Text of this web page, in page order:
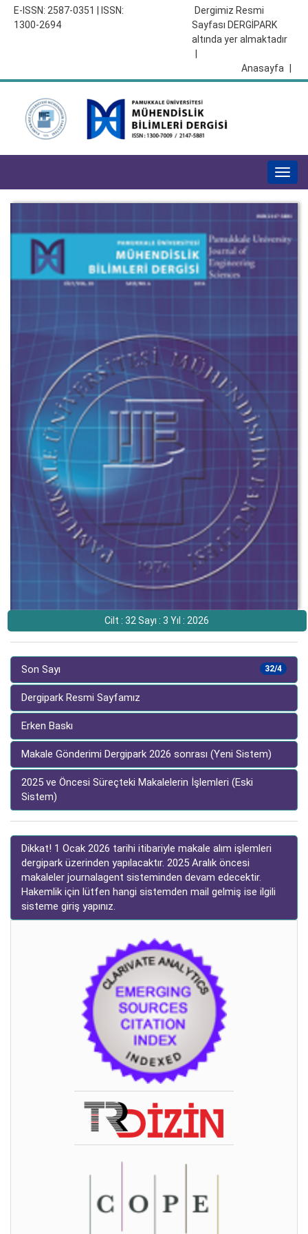
E-ISSN: 2587-0351 | ISSN:
1300-2694
Dergimiz Resmi
Sayfası DERGİPARK
altında yer almaktadır
Anasayfa
Cilt : 32 Sayı : 3 Yıl : 2026
32/4
Son Sayı
Dergipark Resmi Sayfamız
Erken Baskı
Makale Gönderimi Dergipark 2026 sonrası (Yeni Sistem)
2025 ve Öncesi Süreçteki Makalelerin İşlemleri (Eski
Sistem)
Dikkat! 1 Ocak 2026 tarihi itibariyle makale alım işlemleri
dergipark üzerinden yapılacaktır. 2025 Aralık öncesi
makaleler journalagent sisteminden devam edecektir.
Hakemlik için lütfen hangi sistemden mail gelmiş ise ilgili
sisteme giriş yapınız.